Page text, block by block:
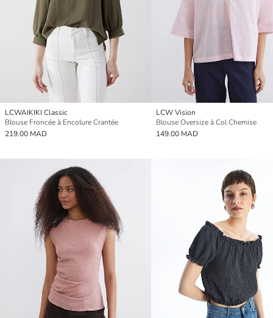
LCWAIKIKI Classic
Blouse Froncée à Encolure Crantée
219.00 MAD
LCW Vision
Blouse Oversize à Col Chemise
149.00 MAD